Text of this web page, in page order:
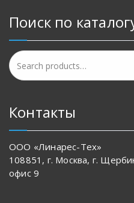
Поиск по
Search
for:
Контакты
ООО «Линарес-Тех»
108851, г. Москва, г.
офис 9